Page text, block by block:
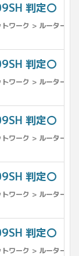
判定〇
ワーク > ルーター
判定〇
ワーク > ルーター
判定〇
ワーク > ルーター
判定〇
ワーク > ルーター
判定〇
ワーク > ルーター